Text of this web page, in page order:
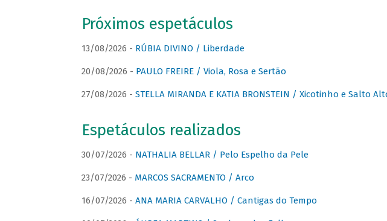
Próximos espetáculos
13/08/2026 - RÚBIA DIVINO / Liberdade
20/08/2026 - PAULO FREIRE / Viola, Rosa e Sertão
27/08/2026 - STELLA MIRANDA E KATIA BRONSTEIN / Xicotinho e Salto
Espetáculos realizados
30/07/2026 - NATHALIA BELLAR / Pelo Espelho da Pele
23/07/2026 - MARCOS SACRAMENTO / Arco
16/07/2026 - ANA MARIA CARVALHO / Cantigas do Tempo